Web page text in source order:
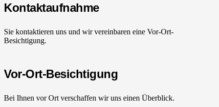
Kontaktaufnahme
Sie kontaktieren uns und wir vereinbaren eine Vor-Ort-
Besichtigung.
Vor-Ort-Besichtigung
Bei Ihnen vor Ort verschaffen wir uns einen Überblick.